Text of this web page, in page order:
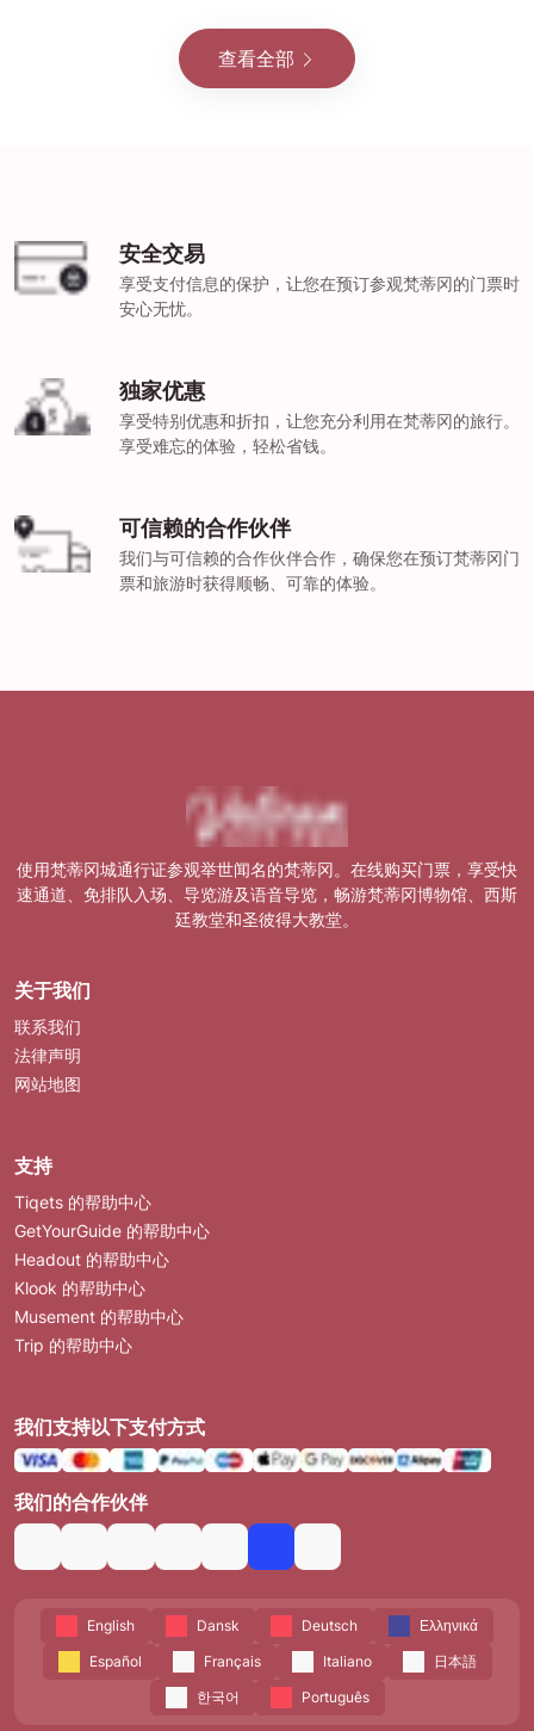
查看全部
安全交易
享受支付信息的保护，让您在预订参观梵蒂冈的门票时
安心无忧。
独家优惠
享受特别优惠和折扣，让您充分利用在梵蒂冈的旅行。
享受难忘的体验，轻松省钱。
可信赖的合作伙伴
我们与可信赖的合作伙伴合作，确保您在预订梵蒂冈门
票和旅游时获得顺畅、可靠的体验。
使用梵蒂冈城通行证参观举世闻名的梵蒂冈。在线购买门票，享受快
速通道、免排队入场、导览游及语音导览，畅游梵蒂冈博物馆、西斯
廷教堂和圣彼得大教堂。
关于我们
联系我们
法律声明
网站地图
支持
Tiqets 的帮助中心
GetYourGuide 的帮助中心
Headout 的帮助中心
Klook 的帮助中心
Musement 的帮助中心
Trip 的帮助中心
我们支持以下支付方式
我们的合作伙伴
English Dansk Deutsch
Ελληνικά
Español
Français Italiano
日本語
한국어
Português